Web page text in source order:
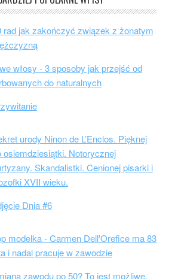
rad jak zakończyć związek z żonatym
włosy - 3 sposoby jak przejść od
do naturalnych
urody Ninon de L’Enclos. Pięknej
osiemdziesiątki. Notorycznej
Skandalistki. Cenionej pisarki i
XVII wieku.
Dnia #6
modelka - Carmen Dell'Orefice ma 83
i nadal pracuje w zawodzie
zawodu po 50? To jest możliwe.